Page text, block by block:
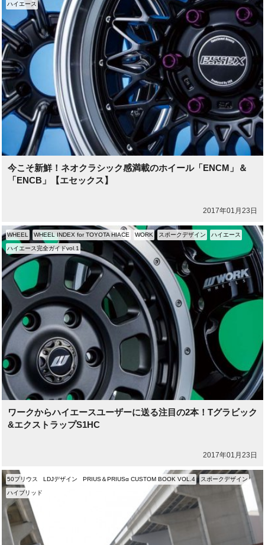
今こそ新鮮！ネオクラシック感満載のホイール「ENCM」＆
「ENCB」【エセックス】
2017年01月23日
ハイエース
ワークからハイエースユーザーに送る注目の2本！Tグラビック
&エクストラップS1HC
2017年01月23日
WHEEL WHEEL INDEX for TOYOTA HIACE WORK スポークデザイン ハイエース
ハイエース完全ガイドvol.1
50プリウス LDJデザイン PRIUS＆PRIUSα CUSTOM BOOK VOL.4 スポークデザイン
ハイブリッド